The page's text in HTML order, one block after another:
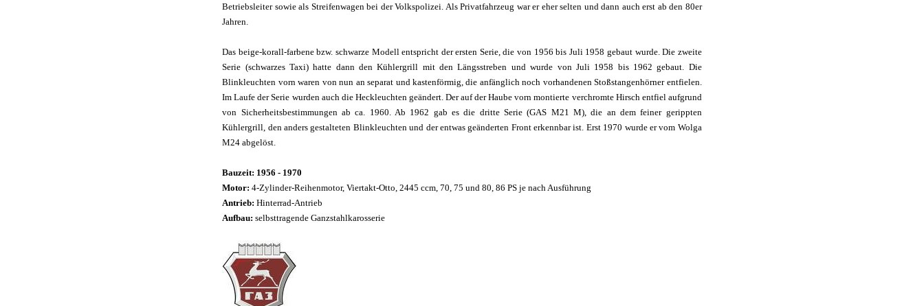
Betriebsleiter sowie als Streifenwagen bei der Volkspolizei. Als Privatfahrzeug war er eher selten und dann auch erst ab den 80er
Jahren.
Das beige-korall-farbene bzw. schwarze Modell entspricht der ersten Serie, die von 1956 bis Juli 1958 gebaut wurde. Die zweite
Serie (schwarzes Taxi) hatte dann den Kühlergrill mit den Längsstreben und wurde von Juli 1958 bis 1962 gebaut. Die
Blinkleuchten vorn waren von nun an separat und kastenförmig, die anfänglich noch vorhandenen Stoßstangenhörner entfielen.
Im Laufe der Serie wurden auch die Heckleuchten geändert. Der auf der Haube vorn montierte verchromte Hirsch entfiel aufgrund
von Sicherheitsbestimmungen ab ca. 1960. Ab 1962 gab es die dritte Serie (GAS M21 M), die an dem feiner gerippten
Kühlergrill, den anders gestalteten Blinkleuchten und der entwas geänderten Front erkennbar ist. Erst 1970 wurde er vom Wolga
M24 abgelöst.
Bauzeit: 1956 - 1970
Motor:4-Zylinder-Reihenmotor, Viertakt-Otto, 2445 ccm, 70, 75 und 80, 86 PS je nach Ausführung
Antrieb: Hinterrad-Antrieb
Aufbau: selbsttragende Ganzstahlkarosserie